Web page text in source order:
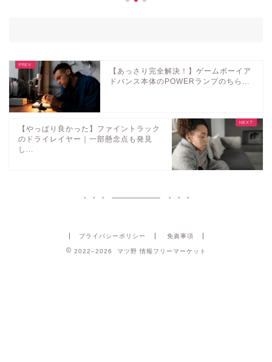
【あっさり完全解決！】ゲームボーイア
ドバンス本体のPOWERランプのちら...
【やっぱり良かった】ファイントラック
のドライレイヤー｜一部懸念点も発見
し...
プライバシーポリシー 免責事項
2022–2026 マツ野 情報フリーマーケット